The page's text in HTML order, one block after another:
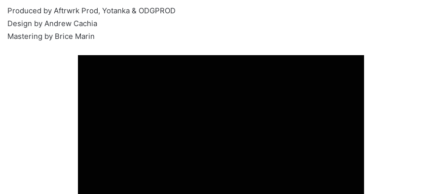
Produced by Aftrwrk Prod, Yotanka & ODGPROD
Design by Andrew Cachia
Mastering by Brice Marin
VIDEO]